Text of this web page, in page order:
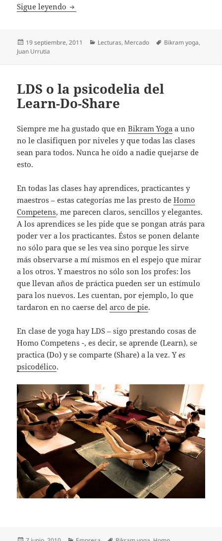
Sigue leyendo Dinero vs Trueque
Publicado
el
19 septiembre, 2011 Categorías
Lecturas, Mercado Etiquetas
Bikram yoga,
Juan Urrutia
LDS o la psicodelia del
Learn-Do-Share
Siempre me ha gustado que enBikram Yoga a uno
no le clasifiquen por niveles y que todas las clases
sean para todos. Nunca he oído a nadie quejarse de
esto.
En todas las clases hay aprendices, practicantes y
maestros – estas categorías me las presto deHomo
Competens, me parecen claros, sencillos y elegantes.
A los aprendices se les pide que se pongan atrás para
poder ver a los practicantes. Éstos se ponen delante
no sólo para que se les vea sino porque les sirve
más observarse a mí mismos en el espejo que mirar
a los otros. Y maestros no sólo son los profes: los
que llevan años de práctica pueden ser un estímulo
para los nuevos. Les cuentan, por ejemplo, lo que
tardaron en no caerse delarco de pie.
En clase de yoga hay LDS – sigo prestando cosas de
Homo Competens -, es decir, se aprende (Learn), se
practica (Do) y se comparte (Share) a la vez. Yes
psicodélico.